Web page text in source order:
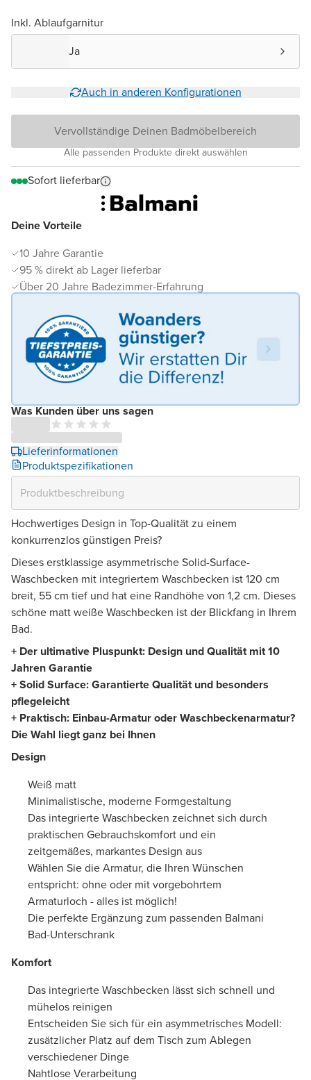
Deine Vorteile
10 Jahre Garantie
95 % direkt ab Lager lieferbar
Über 20 Jahre Badezimmer-Erfahrung
Was Kunden über uns sagen
Lieferinformationen
Produktspezifikationen
Inkl. Ablaufgarnitur
Ja
Auch in anderen Konfigurationen
Vervollständige Deinen Badmöbelbereich
Alle passenden Produkte direkt auswählen
Sofort lieferbar
Hochwertiges Design in Top-Qualität zu einem
konkurrenzlos günstigen Preis?
Dieses erstklassige asymmetrische Solid-Surface-
Waschbecken mit integriertem Waschbecken ist 120 cm
breit, 55 cm tief und hat eine Randhöhe von 1,2 cm. Dieses
schöne matt weiße Waschbecken ist der Blickfang in Ihrem
Bad.
+ Der ultimative Pluspunkt: Design und Qualität mit 10
Jahren Garantie
+ Solid Surface: Garantierte Qualität und besonders
pflegeleicht
+ Praktisch: Einbau-Armatur oder Waschbeckenarmatur?
Die Wahl liegt ganz bei Ihnen
Design
Weiß matt
Minimalistische, moderne Formgestaltung
Das integrierte Waschbecken zeichnet sich durch
praktischen Gebrauchskomfort und ein
zeitgemäßes, markantes Design aus
Wählen Sie die Armatur, die Ihren Wünschen
entspricht: ohne oder mit vorgebohrtem
Armaturloch - alles ist möglich!
Die perfekte Ergänzung zum passenden Balmani
Bad-Unterschrank
Komfort
Das integrierte Waschbecken lässt sich schnell und
mühelos reinigen
Entscheiden Sie sich für ein asymmetrisches Modell:
zusätzlicher Platz auf dem Tisch zum Ablegen
verschiedener Dinge
Nahtlose Verarbeitung